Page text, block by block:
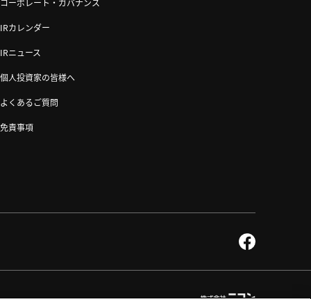
IRカレンダー
IRニュース
個人投資家の皆様へ
よくあるご質問
免責事項